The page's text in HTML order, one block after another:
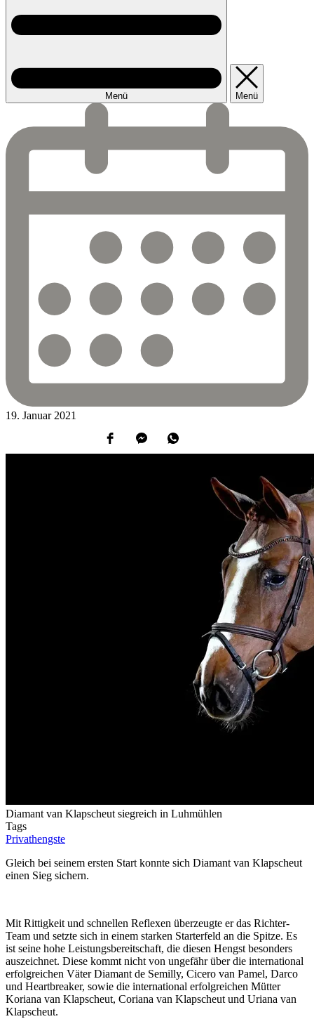
Menü Menü
19. Januar 2021
Diamant van Klapscheut siegreich in Luhmühlen
Tags
Privathengste
Gleich bei seinem ersten Start konnte sich Diamant van Klapscheut
einen Sieg sichern.
Mit Rittigkeit und schnellen Reflexen überzeugte er das Richter-
Team und setzte sich in einem starken Starterfeld an die Spitze. Es
ist seine hohe Leistungsbereitschaft, die diesen Hengst besonders
auszeichnet. Diese kommt nicht von ungefähr über die international
erfolgreichen Väter Diamant de Semilly, Cicero van Pamel, Darco
und Heartbreaker, sowie die international erfolgreichen Mütter
Koriana van Klapscheut, Coriana van Klapscheut und Uriana van
Klapscheut.